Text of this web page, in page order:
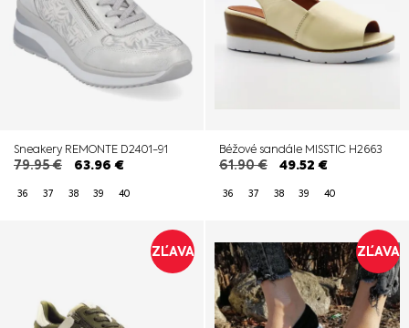
Sneakery REMONTE D2401-91
79.95€ 63.96 €
36 37 38 39 40
Béžové sandále MISSTIC H2663
61.90€ 49.52 €
36 37 38 39 40
ZĽAVA ZĽAVA